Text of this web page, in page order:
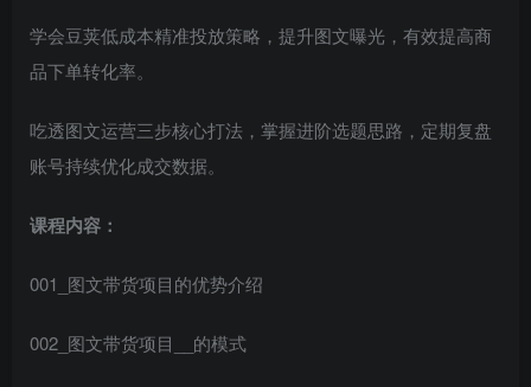
学会豆荚低成本精准投放策略，提升图文曝光，有效提高商
品下单转化率。
吃透图文运营三步核心打法，掌握进阶选题思路，定期复盘
账号持续优化成交数据。
课程内容：
001_图文带货项目的优势介绍
002_图文带货项目__的模式